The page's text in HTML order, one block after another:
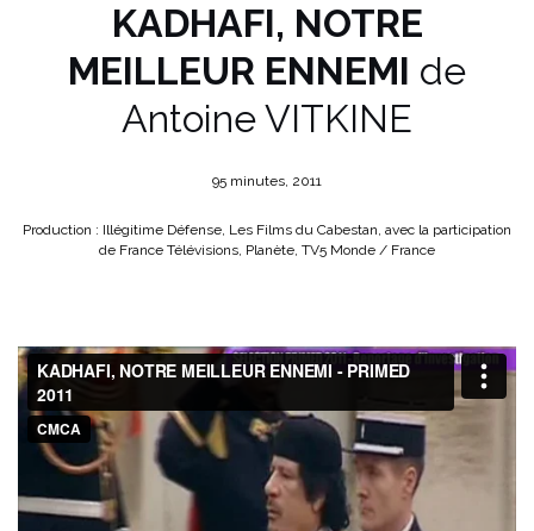
KADHAFI, NOTRE
MEILLEUR ENNEMI de
Antoine VITKINE
95 minutes, 2011
Production : Illégitime Défense, Les Films du Cabestan, avec la participation
de France Télévisions, Planète, TV5 Monde / France